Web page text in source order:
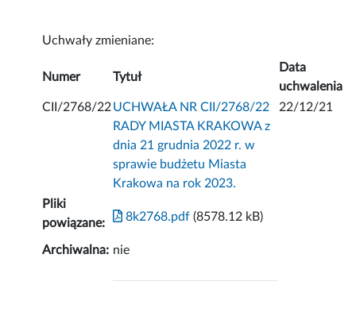
Uchwały zmieniane:
Numer Tytuł
Data
uchwalenia
CII/2768/22UCHWAŁA NR CII/2768/22
RADY MIASTA KRAKOWA z
dnia 21 grudnia 2022 r. w
sprawie budżetu Miasta
Krakowa na rok 2023.
22/12/21
Pliki
powiązane:
8k2768.pdf (8578.12 kB)
Archiwalna: nie